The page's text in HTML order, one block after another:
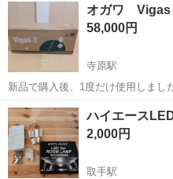
給 #20～50前半活躍中 #夕方4時30
の”カップ麺...
オガワ Vigas
58,000円
寺原駅
新品で購入後、1度だけ使用しまし
て室内で保管しております。 ペグ、ハンマーは未使用です。 説明書も
あります。 目立った傷や汚れはありませんがあくまでアウトドア商品
なので、多少の芝や土の巻き...
茨城 取手市 寺原駅
ハイエース
2,000円
取手駅